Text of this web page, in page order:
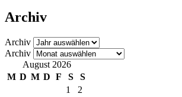
Archiv
Archiv
Archiv
August 2026
M D M D F S
S
1
2